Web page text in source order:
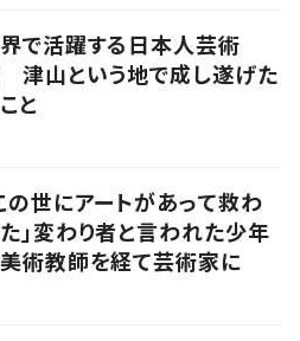
で活躍する日本人芸術
津山という地で成し遂げた
と
の世にアートがあって救わ
」変わり者と言われた少年
術教師を経て芸術家に